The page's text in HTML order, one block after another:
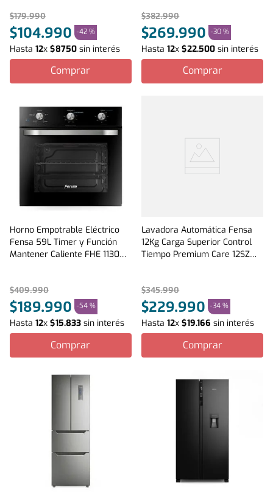
$179.990
$104.990 -42 %
Hasta 12x $8750 sin interés
Comprar
$382.990
$269.990 -30 %
Hasta12x$22.500 sin interés
Comprar
Horno Empotrable Eléctrico
Fensa 59L Timer y Función
Mantener Caliente FHE 1130M
$409.990
$189.990 -54 %
Hasta 12x $15.833 sin interés
Comprar
Lavadora Automática Fensa
12Kg Carga Superior Control
Tiempo Premium Care 12SZ
$345.990
$229.990 -34 %
Hasta12x$19.166 sin interés
Comprar